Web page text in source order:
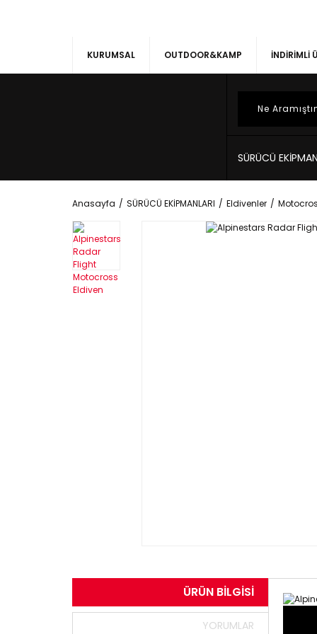
KURUMSAL OUTDOOR&KAMP İNDİRİMLİ
SÜRÜCÜ
Anasayfa SÜRÜCÜ EKİPMANLARI Eldivenler
ÜRÜN BILGISI
YORUMLAR